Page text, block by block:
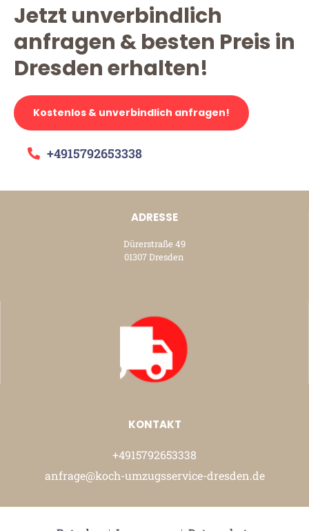
Jetzt unverbindlich
anfragen & besten Preis in
Dresden erhalten!
Kostenlos & unverbindlich anfragen!
+4915792653338
ADRESSE
Dürerstraße 49
01307 Dresden
KONTAKT
+4915792653338
anfrage@koch-umzugsservice-dresden.de